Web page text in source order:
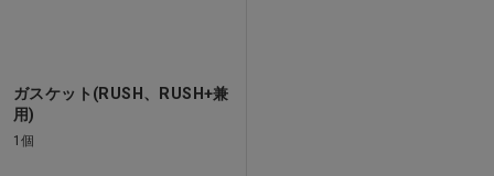
ガスケット(RUSH、RUSH+兼
用)
1個